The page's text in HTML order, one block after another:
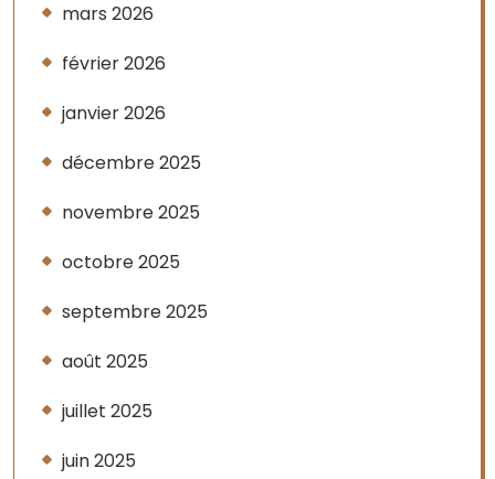
mars 2026
février 2026
janvier 2026
décembre 2025
novembre 2025
octobre 2025
septembre 2025
août 2025
juillet 2025
juin 2025